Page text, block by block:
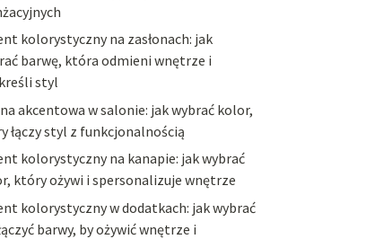
kolorystyczny na zasłonach: jak
barwę, która odmieni wnętrze i
styl
akcentowa w salonie: jak wybrać kolor,
łączy styl z funkcjonalnością
kolorystyczny na kanapie: jak wybrać
który ożywi i spersonalizuje wnętrze
kolorystyczny w dodatkach: jak wybrać
barwy, by ożywić wnętrze i